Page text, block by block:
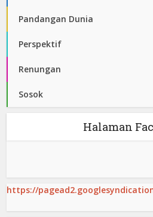
Pandangan Dunia
Perspektif
Renungan
Sosok
Halaman
https://